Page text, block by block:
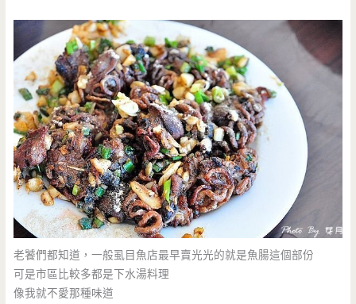
老饕們都知道，一般虱目魚店最早賣光光的就是魚腸這個部份
可是市區比較多都是下水湯料理
像我就不愛那種味道